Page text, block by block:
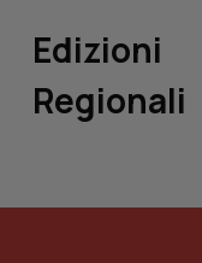
Edizioni
Regionali